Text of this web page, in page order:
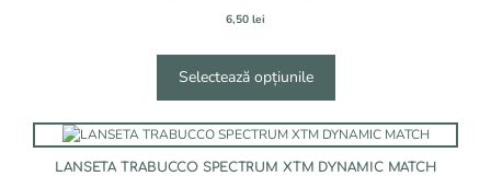
6,50 lei
Selectează opțiunile
fi
alese
LANSETA TRABUCCO SPECTRUM XTM DYNAMIC MATCH
Acest
produs